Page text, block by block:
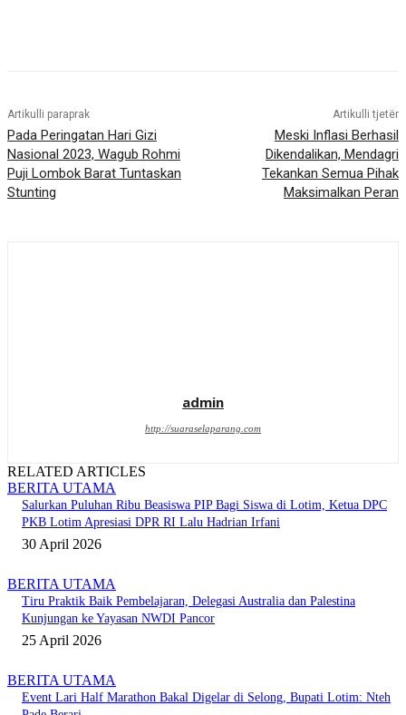
Artikulli paraprak
Pada Peringatan Hari Gizi
Nasional 2023, Wagub Rohmi
Puji Lombok Barat Tuntaskan
Stunting
Artikulli tjetër
Meski Inflasi Berhasil
Dikendalikan, Mendagri
Tekankan Semua Pihak
Maksimalkan Peran
admin
http://suaraselaparang.com
RELATED ARTICLES
BERITA UTAMA
Salurkan Puluhan Ribu Beasiswa PIP Bagi Siswa di Lotim, Ketua DPC
PKB Lotim Apresiasi DPR RI Lalu Hadrian Irfani
30 April 2026
BERITA UTAMA
Tiru Praktik Baik Pembelajaran, Delegasi Australia dan Palestina
Kunjungan ke Yayasan NWDI Pancor
25 April 2026
BERITA UTAMA
Event Lari Half Marathon Bakal Digelar di Selong, Bupati Lotim: Nteh